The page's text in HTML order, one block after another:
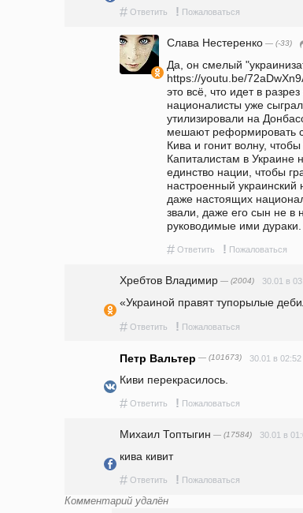
# Ответить ! Пожаловаться
Слава Нестеренко — (-33)
Да, он смелый
https://youtu.be/
это всё, что идет в
националисты уже
утилизировали на
мешают реформировать
Кива и гонит волну,
Капиталистам в Украине
единство нации, чтобы
настроенный украинский
даже настоящих
звали, даже его сын не в
руководимые ими дураки.
# Ответить ! Пожаловаться
Хребтов Владимир — (2004) 30.01 в
«Украиной правят тупорылые
# Ответить ! Пожаловаться
Петр Вальтер — (101673) 30.01 в 02:52
Киви перекрасилось.
# Ответить ! Пожаловаться
Михаил Топтыгин — (17584) 30.01 в
кива кивит
# Ответить ! Пожаловаться
Комментарий удалён